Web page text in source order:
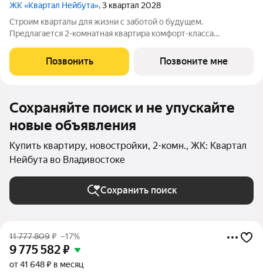
ЖК «Квартал Нейбута», 3 квартал 2028
Строим кварталы для жизни с заботой о будущем.
Предлагается 2-комнатная квартира комфорт-класса
17-м этаже, в жилом комплексе "Квартал Нейбута".Выбирайте
свое место для счастливой жизни: от
Позвонить Позвоните мне
Сохраняйте поиск и не упускайте
новые объявления
Купить квартиру, новостройки, 2-комн., ЖК: Квартал
Нейбута во Владивостоке
Сохранить поиск
11 777 809₽ –17%
9 775 582₽
от 41 648 ₽ в месяц